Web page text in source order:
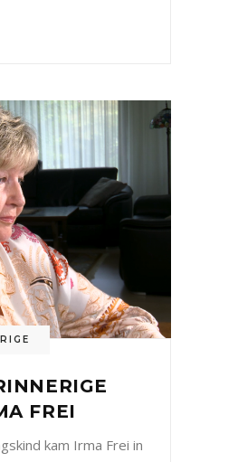
FREI
kam Irma Frei in